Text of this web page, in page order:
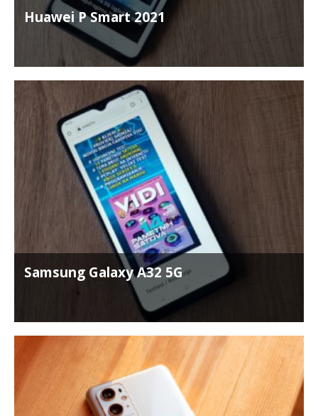
Huawei P Smart 2021
Samsung Galaxy A32 5G